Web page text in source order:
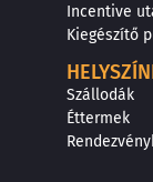
Incentive
Kiegészítő
Szállodák
Éttermek